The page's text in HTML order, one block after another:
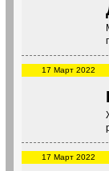
17 Март 2022
17 Март 2022